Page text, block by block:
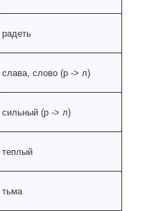
радеть
слава, слово (р -> л)
сильный (р -> л)
теплый
тьма